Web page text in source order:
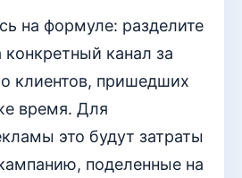
на формуле: разделите
канал за
клиентов, пришедших
время. Для
это будут затраты
поделенные на